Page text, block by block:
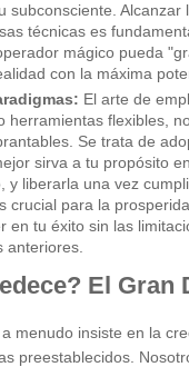
subconsciente. Alcanzar
técnicas es
mágico pueda
con la máxima
El arte de
herramientas flexibles,
Se trata de
sirva a tu propósito
y liberarla una vez
crucial para la
en tu éxito sin las
anteriores.
El Gran
menudo insiste en la
preestablecidos.